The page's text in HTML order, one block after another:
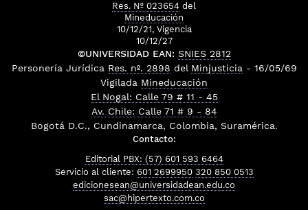
Res. Nº 023654 del
Mineducación
10/12/21, Vigencia
10/12/27
©UNIVERSIDAD EAN: SNIES 2812
Personería Jurídica Res. nº. 2898 del Minjusticia - 16/05/69
Vigilada Mineducación
El Nogal: Calle 79 # 11 - 45
Av. Chile: Calle 71 # 9 - 84
Bogotá D.C., Cundinamarca, Colombia, Suramérica.
Contacto:
Editorial PBX: (57) 601 593 6464
Servicio al cliente: 601 2699950 320 850 0513
edicionesean@universidadean.edu.co
sac@hipertexto.com.co